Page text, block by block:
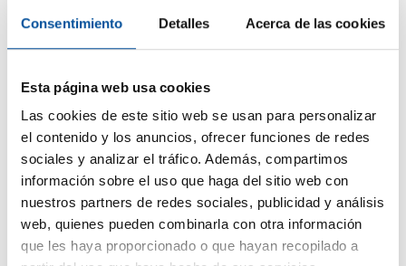
Consentimiento Detalles Acerca de las cookies
Esta página web usa cookies
Las cookies de este sitio web se usan para personalizar
el contenido y los anuncios, ofrecer funciones de redes
sociales y analizar el tráfico. Además, compartimos
información sobre el uso que haga del sitio web con
nuestros partners de redes sociales, publicidad y análisis
web, quienes pueden combinarla con otra información
que les haya proporcionado o que hayan recopilado a
formación con un master centrado en la gestión
integrada de calidad, medioambiente, prevención de
riesgos laborales y responsabilidad social corporativa,
realizando prácticas en la empresa de consultoría
PREMAC y en la multinacional British Petroleum. Tras
esta experiencia, surgió la oportunidad de profundizar
en el conocimiento del medio acuícola y pesquero en la
empresa pública Tragsatec y en el año 2009 fui
propuesto como director general de la Fundación
Observatorio Español de Acuicultura, f.s.p. adscrita al
Ministerio de Agricultura, Alimentación y